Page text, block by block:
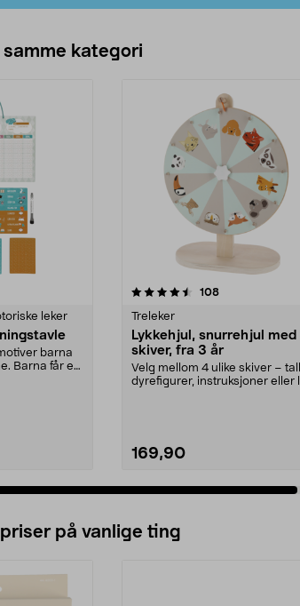
kategori
leker
barna
Barna får en
108anmeldelser
Treleker
Lykkehjul, snurrehjul med
skiver, fra 3 år
Velg mellom 4 ulike skiver –
dyrefigurer, instruksjoner eller
169,90
4.5 av 5 stjerner
på vanlige ting